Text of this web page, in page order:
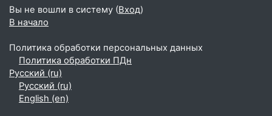
Вы не вошли в систему (Вход)
В начало
Политика обработки персональных данных
Политика обработки ПДн
Русский ‎(ru)‎
Русский ‎(ru)‎
English ‎(en)‎